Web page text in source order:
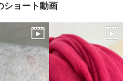
ショート動画